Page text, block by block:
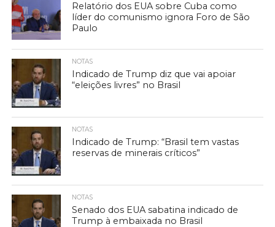
Relatório dos EUA sobre Cuba como
líder do comunismo ignora Foro de São
Paulo
NOTAS
Indicado de Trump diz que vai apoiar
“eleições livres” no Brasil
NOTAS
Indicado de Trump: “Brasil tem vastas
reservas de minerais críticos”
NOTAS
Senado dos EUA sabatina indicado de
Trump à embaixada no Brasil